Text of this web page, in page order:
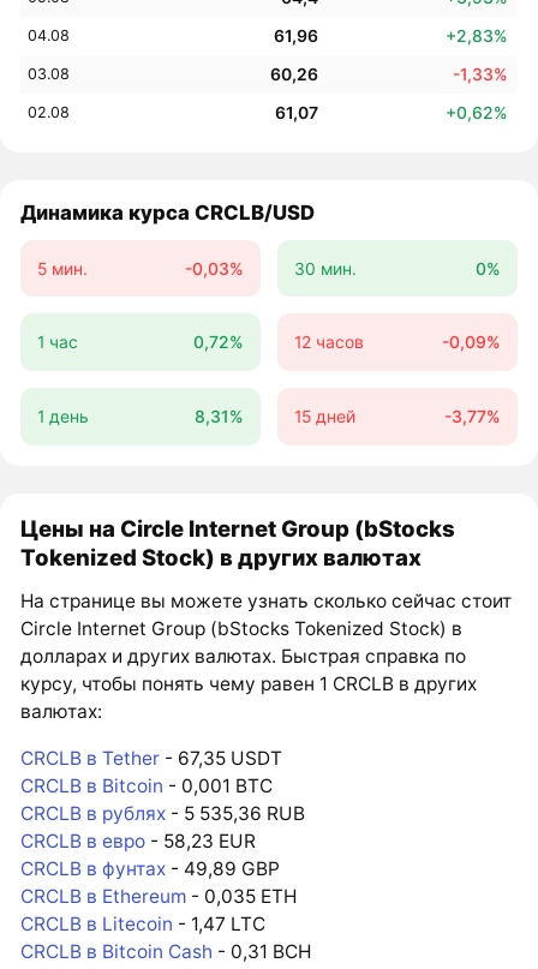
04.08 61,96 +2,83%
03.08 60,26 -1,33%
02.08 61,07 +0,62%
Динамика курса CRCLB/USD
5 мин. -0,03% 30 мин. 0%
1 час 0,72% 12 часов -0,09%
1 день 8,31% 15 дней -3,77%
Цены на Circle Internet Group (bStocks
Tokenized Stock) в других валютах
На странице вы можете узнать сколько сейчас стоит
Circle Internet Group (bStocks Tokenized Stock) в
долларах и других валютах. Быстрая справка по
курсу, чтобы понять чему равен 1 CRCLB в других
валютах:
CRCLB в Tether - 67,35 USDT
CRCLB в Bitcoin - 0,001 BTC
CRCLB в рублях - 5 535,36 RUB
CRCLB в евро - 58,23 EUR
CRCLB в фунтах - 49,89 GBP
CRCLB в Ethereum - 0,035 ETH
CRCLB в Litecoin - 1,47 LTC
CRCLB в Bitcoin Cash - 0,31 BCH